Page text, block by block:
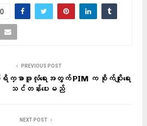
0
PREVIOUS POST
က္ခာဖူလုံရေးအတွက် PIM က စိုက်ပျိုးရေး
သင်တန်းပေးမည်
NEXT POST